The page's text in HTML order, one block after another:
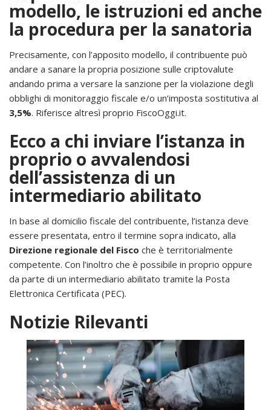
modello, le istruzioni ed anche
la procedura per la sanatoria
Precisamente, con l’apposito modello, il contribuente può
andare a sanare la propria posizione sulle criptovalute
andando prima a versare la sanzione per la violazione degli
obblighi di monitoraggio fiscale e/o un’imposta sostitutiva al
3,5%. Riferisce altresì proprio FiscoOggi.it.
Ecco a chi inviare l’istanza in
proprio o avvalendosi
dell’assistenza di un
intermediario abilitato
In base al domicilio fiscale del contribuente, l’istanza deve
essere presentata, entro il termine sopra indicato, alla
Direzione regionale del Fisco che è territorialmente
competente. Con l’inoltro che è possibile in proprio oppure
da parte di un intermediario abilitato tramite la Posta
Elettronica Certificata (PEC).
Notizie Rilevanti